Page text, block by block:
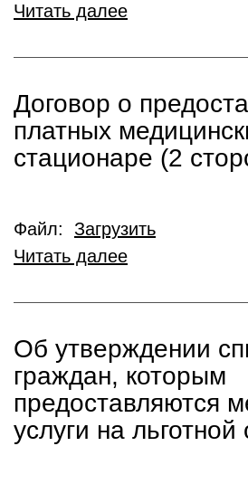
Читать далее
Договор о
платных
стационаре (2
Файл: Загрузить
Читать далее
Об утверждении
граждан, которым
предоставляются
услуги на льготной